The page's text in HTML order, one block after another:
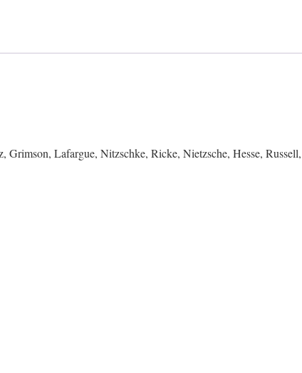
Grimson, Lafargue, Nitzschke, Ricke, Nietzsche, Hesse,